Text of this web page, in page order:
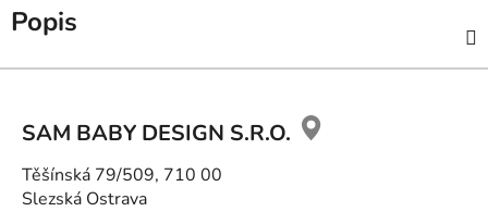
Popis
SAM BABY DESIGN S.R.O.
Těšínská 79/509, 710 00
Slezská Ostrava